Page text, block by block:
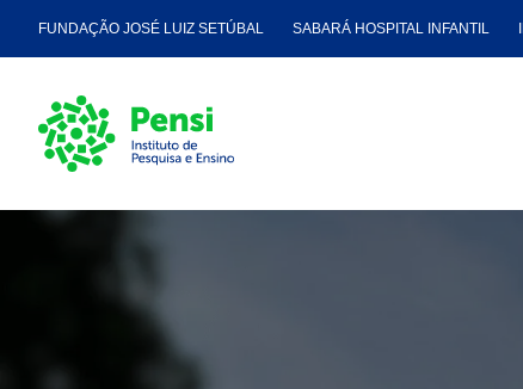
FUNDAÇÃO JOSÉ LUIZ SETÚBAL SABARÁ HOSPITAL INFANTIL